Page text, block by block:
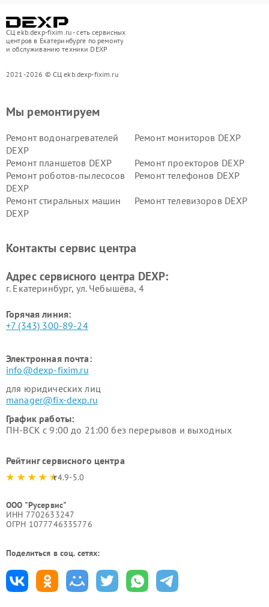
СЦ ekb.dexp-fixim.ru - сеть сервисных
центров в Екатеринбурге по ремонту
и обслуживанию техники DEXP
2021-2026 © СЦ ekb.dexp-fixim.ru
Мы ремонтируем
Ремонт водонагревателей
DEXP
Ремонт мониторов DEXP
Ремонт планшетов DEXP
Ремонт проекторов DEXP
Ремонт роботов-пылесосов
DEXP
Ремонт телефонов DEXP
Ремонт стиральных машин
DEXP
Ремонт телевизоров DEXP
Ремонт серверов DEXP
Ремонт мини пк DEXP
Контакты сервис центра
Адрес сервисного центра DEXP:
г. Екатеринбург, ул. Чебышёва, 4
Горячая линия:
+7 (343) 300-89-24
Электронная почта:
info@dexp-fixim.ru
для юридических лиц
manager@fix-dexp.ru
График работы:
ПН-ВСК с 9:00 до 21:00 без перерывов и выходных
Рейтинг сервисного центра
4.9-5.0
ООО "Русервис"
ИНН 7702633247
ОГРН 1077746335776
Поделиться в соц. сетях: